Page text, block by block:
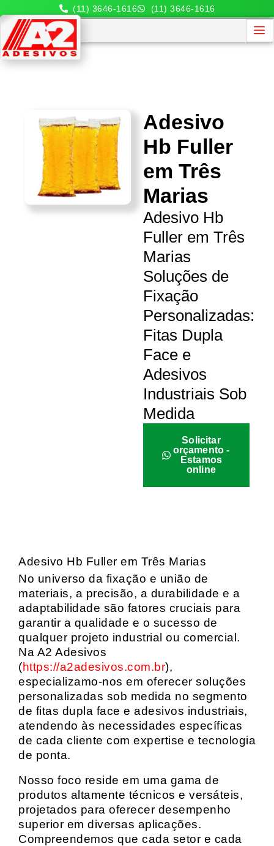
(11) 3646-1616 (11) 3646-1616
Adesivo
Hb Fuller
em Três
Marias
Adesivo Hb
Fuller em Três
Marias
Soluções de
Fixação
Personalizadas:
Fitas Dupla
Face e
Adesivos
Industriais Sob
Medida
Solicitar
orçamento -
Estamos
online
Adesivo Hb Fuller em Três Marias
No universo da fixação e união de
materiais, a precisão, a durabilidade e a
adaptabilidade são fatores cruciais para
garantir a qualidade e o sucesso de
qualquer projeto industrial ou comercial.
Na A2 Adesivos
(https://a2adesivos.com.br),
especializamo-nos em oferecer soluções
personalizadas sob medida no segmento
de fitas dupla face e adesivos industriais,
atendendo às necessidades específicas
de cada cliente com expertise e tecnologia
de ponta.
Nosso foco reside em uma gama de
produtos altamente técnicos e versáteis,
projetados para oferecer desempenho
superior em diversas aplicações.
Compreendemos que cada setor e cada